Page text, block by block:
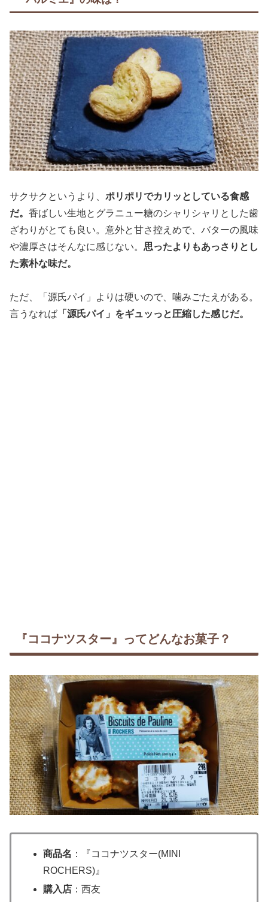
サクサクというより、 ポリポリでカリッとしている食感
だ。 香ばしい生地とグラニュー糖のシャリシャリとした歯
ざわりがとても良い。意外と甘さ控えめで、バターの風味
や濃厚さはそんなに感じない。 思ったよりもあっさりとし
た素朴な味だ。
ただ、「源氏パイ」よりは硬いので、噛みごたえがある。
言うなれば 「源氏パイ」をギュッっと圧縮した感じだ。
『ココナツスター』ってどんなお菓子？
商品名 ：『ココナツスター(MINI
ROCHERS)』
購入店 ：西友